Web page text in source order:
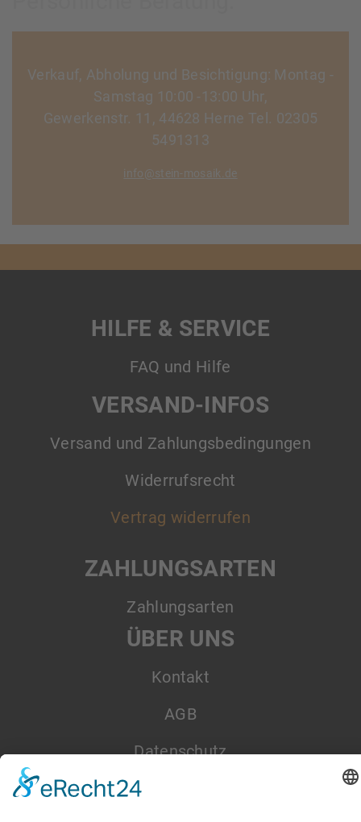
Verkauf, Abholung und Besichtigung: Montag -
Samstag 10:00 -13:00 Uhr,
Gewerkenstr. 11, 44628 Herne Tel. 02305
5491313
info@stein-mosaik.de
HILFE & SERVICE
FAQ und Hilfe
VERSAND-INFOS
Versand und Zahlungsbedingungen
Widerrufsrecht
Vertrag widerrufen
ZAHLUNGSARTEN
Zahlungsarten
ÜBER UNS
Kontakt
AGB
Datenschutz
Impressum